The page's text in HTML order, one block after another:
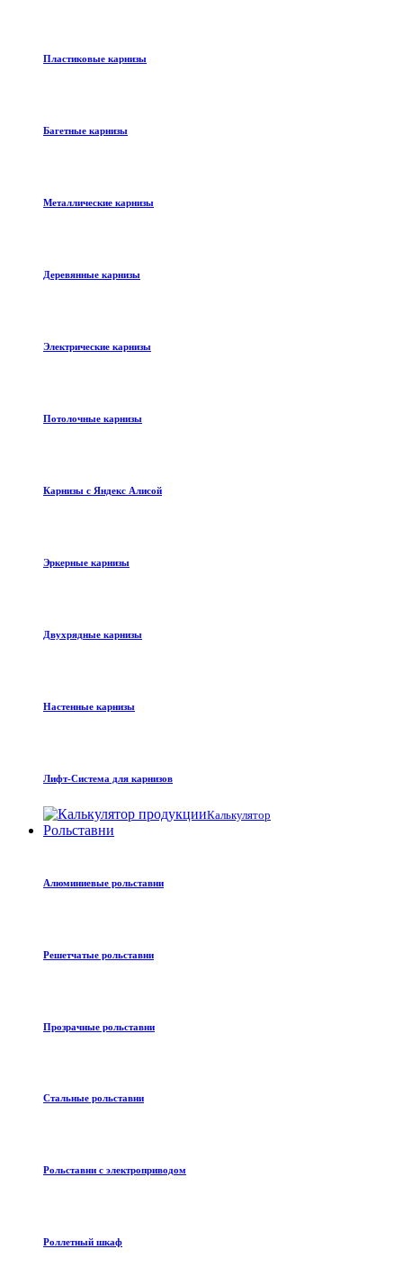
Пластиковые карнизы
Багетные карнизы
Металлические карнизы
Деревянные карнизы
Электрические карнизы
Потолочные карнизы
Карнизы с Яндекс Алисой
Эркерные карнизы
Двухрядные карнизы
Настенные карнизы
Лифт-Система для карнизов
Калькулятор
Рольставни
Алюминиевые рольставни
Решетчатые рольставни
Прозрачные рольставни
Стальные рольставни
Рольставни с электроприводом
Роллетный шкаф